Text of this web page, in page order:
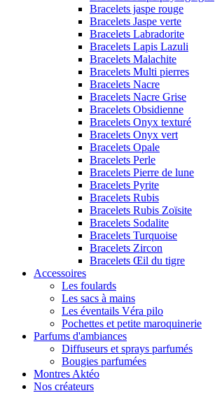
Bracelets jaspe rouge
Bracelets Jaspe verte
Bracelets Labradorite
Bracelets Lapis Lazuli
Bracelets Malachite
Bracelets Multi pierres
Bracelets Nacre
Bracelets Nacre Grise
Bracelets Obsidienne
Bracelets Onyx texturé
Bracelets Onyx vert
Bracelets Opale
Bracelets Perle
Bracelets Pierre de lune
Bracelets Pyrite
Bracelets Rubis
Bracelets Rubis Zoïsite
Bracelets Sodalite
Bracelets Turquoise
Bracelets Zircon
Bracelets Œil du tigre
Accessoires
Les foulards
Les sacs à mains
Les éventails Véra pilo
Pochettes et petite maroquinerie
Parfums d'ambiances
Diffuseurs et sprays parfumés
Bougies parfumées
Montres Aktéo
Nos créateurs